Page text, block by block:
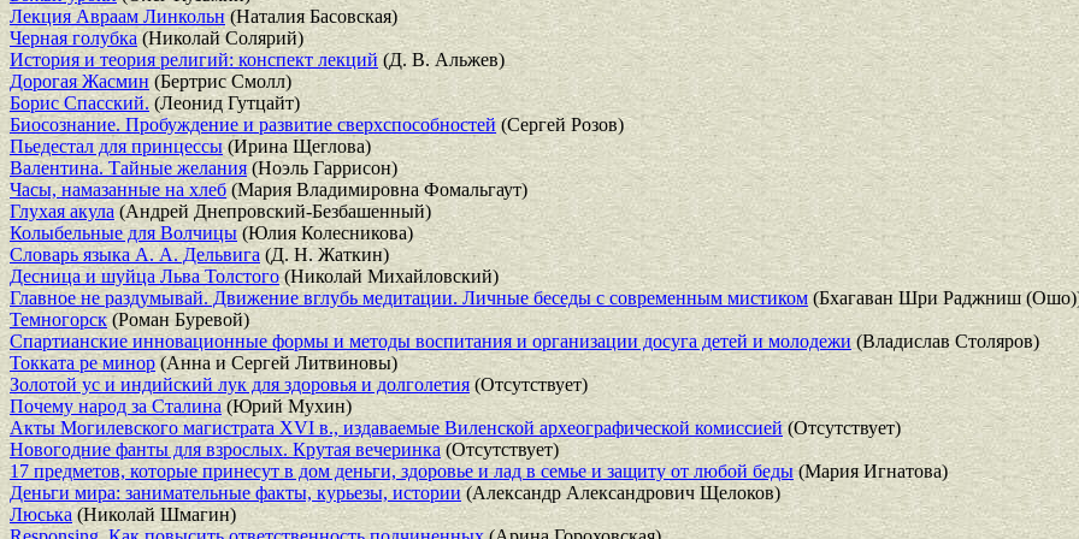
Лекция Авраам Линкольн (Наталия Басовская)
Черная голубка(Николай Солярий)
История и теория религий: конспект лекций (Д. В. Альжев)
Дорогая Жасмин (Бертрис Смолл)
Борис Спасский. (Леонид Гутцайт)
Биосознание. Пробуждение и развитие сверхспособностей (Сергей Розов)
Пьедестал для принцессы(Ирина Щеглова)
Валентина. Тайные желания (Ноэль Гаррисон)
Часы, намазанные на хлеб (Мария Владимировна Фомальгаут)
Глухая акула (Андрей Днепровский-Безбашенный)
Колыбельные для Волчицы(Юлия Колесникова)
Словарь языка А. А. Дельвига (Д. Н. Жаткин)
Десница и шуйца Льва Толстого(Николай Михайловский)
Главное не раздумывай. Движение вглубь медитации. Личные беседы с современным мистиком (Бхагаван Шри Раджниш
Темногорск(Роман Буревой)
Спартианские инновационные формы и методы воспитания и организации досуга детей и молодежи (Владислав Столяров)
Токката ре минор (Анна и Сергей Литвиновы)
Золотой ус и индийский лук для здоровья и долголетия(Отсутствует)
Почему народ за Сталина(Юрий Мухин)
Акты Могилевского магистрата XVI в., издаваемые Виленской археографической комиссией(Отсутствует)
Новогодние фанты для взрослых. Крутая вечеринка (Отсутствует)
17 предметов, которые принесут в дом деньги, здоровье и лад в семье и защиту от любой беды(Мария Игнатова)
Деньги мира: занимательные факты, курьезы, истории(Александр Александрович Щелоков)
Люська (Николай Шмагин)